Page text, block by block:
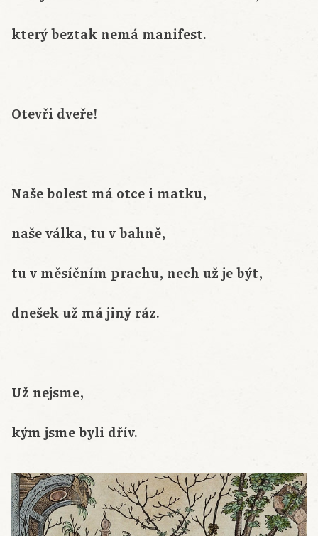
který beztak nemá manifest.
Otevři dveře!
Naše bolest má otce i matku,
naše válka, tu v bahně,
tu v měsíčním prachu, nech už je být,
dnešek už má jiný ráz.
Už nejsme,
kým jsme byli dřív.